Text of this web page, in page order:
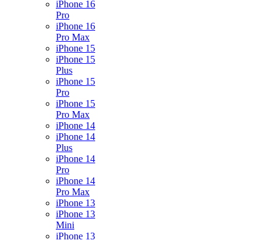
iPhone 16
Pro
iPhone 16
Pro Max
iPhone 15
iPhone 15
Plus
iPhone 15
Pro
iPhone 15
Pro Max
iPhone 14
iPhone 14
Plus
iPhone 14
Pro
iPhone 14
Pro Max
iPhone 13
iPhone 13
Mini
iPhone 13